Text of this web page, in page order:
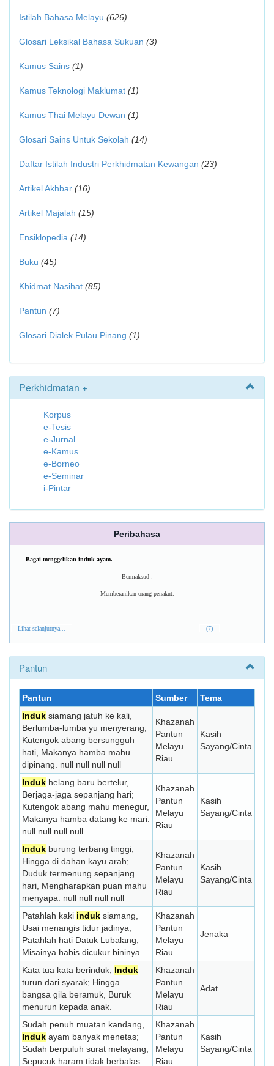
Istilah Bahasa Melayu (626)
Glosari Leksikal Bahasa Sukuan (3)
Kamus Sains (1)
Kamus Teknologi Maklumat (1)
Kamus Thai Melayu Dewan (1)
Glosari Sains Untuk Sekolah (14)
Daftar Istilah Industri Perkhidmatan Kewangan (23)
Artikel Akhbar (16)
Artikel Majalah (15)
Ensiklopedia (14)
Buku (45)
Khidmat Nasihat (85)
Pantun (7)
Glosari Dialek Pulau Pinang (1)
Perkhidmatan +
Korpus
e-Tesis
e-Jurnal
e-Kamus
e-Borneo
e-Seminar
i-Pintar
Peribahasa
Bagai menggelikan induk ayam.
Bermaksud :
Memberanikan orang penakut.
Lihat selanjutnya... (7)
Pantun
Pantun Sumber
Tema
Induk siamang jatuh ke kali,
Berlumba-lumba yu menyerang;
Kutengok abang bersungguh
hati, Makanya hamba mahu
dipinang. null null null null
Khazanah
Pantun
Melayu
Riau
Kasih
Sayang/Cinta
Induk helang baru bertelur,
Berjaga-jaga sepanjang hari;
Kutengok abang mahu menegur,
Makanya hamba datang ke mari.
null null null null
Khazanah
Pantun
Melayu
Riau
Kasih
Sayang/Cinta
Induk burung terbang tinggi,
Hingga di dahan kayu arah;
Duduk termenung sepanjang
hari, Mengharapkan puan mahu
menyapa. null null null null
Khazanah
Pantun
Melayu
Riau
Kasih
Sayang/Cinta
Patahlah kaki induk siamang,
Usai menangis tidur jadinya;
Patahlah hati Datuk Lubalang,
Misainya habis dicukur bininya.
Khazanah
Pantun
Melayu
Riau
Jenaka
Kata tua kata berinduk, Induk
turun dari syarak; Hingga
bangsa gila beramuk, Buruk
menurun kepada anak.
Khazanah
Pantun
Melayu
Riau
Adat
Sudah penuh muatan kandang,
Induk ayam banyak menetas;
Sudah berpuluh surat melayang,
Sepucuk haram tidak berbalas.
Khazanah
Pantun
Melayu
Riau
Kasih
Sayang/Cinta